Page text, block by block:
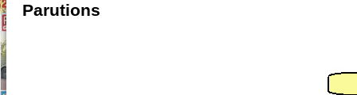
Parutions